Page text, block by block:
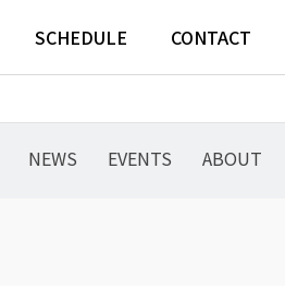
SCHEDULE CONTACT
NEWS EVENTS ABOUT